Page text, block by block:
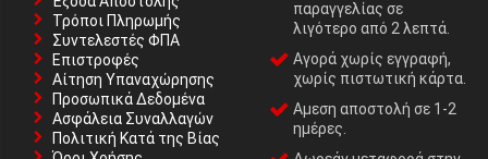
Τρόποι Πληρωμής
Συντελεστές ΦΠΑ
Επιστροφές
Αίτηση Υπαναχώρησης
Προσωπικά Δεδομένα
Ασφάλεια Συναλλαγών
Πολιτική Κατά της Βίας
παραγγελίας σε
λιγότερο από 2 λεπτά.
Αγορά χωρίς εγγραφή,
χωρίς πιστωτική κάρτα.
Αμεση αποστολή σε 1-2
ημέρες.